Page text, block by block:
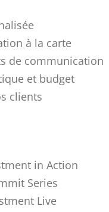
à la carte
de communication
et budget
clients
in Action
Series
Live